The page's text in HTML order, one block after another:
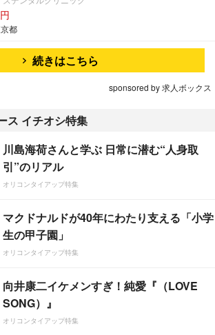
都
続きはこちら
sponsored by 求人ボックス
ス イチオシ特集
川島海荷さんと学ぶ 日常に潜む“人身取
引”のリアル
オリコンタイアップ特集
マクドナルドが40年にわたり支える「小学
生の甲子園」
オリコンタイアップ特集
向井康二イケメンすぎ！純愛『（LOVE
SONG）』
オリコンタイアップ特集